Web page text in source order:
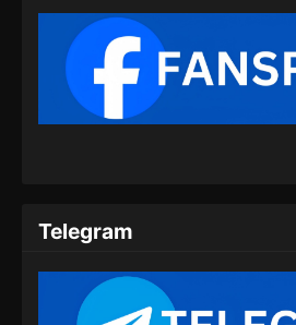
Subtitle Indonesia -
Supreme God
Subtitle Indonesia
Supreme God
Telegram